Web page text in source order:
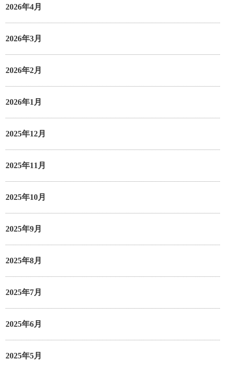
2026年4月
2026年3月
2026年2月
2026年1月
2025年12月
2025年11月
2025年10月
2025年9月
2025年8月
2025年7月
2025年6月
2025年5月